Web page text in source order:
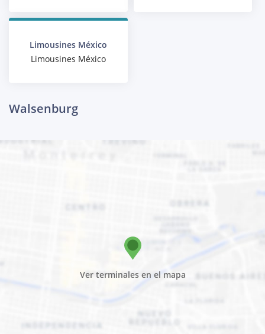
Limousines México
Limousines México
Walsenburg
Ver terminales en el mapa